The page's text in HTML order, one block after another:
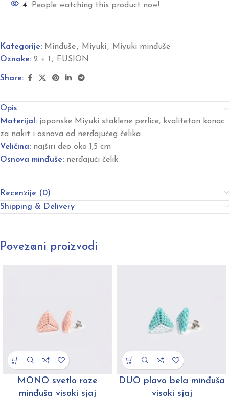
4 People watching this product now!
Kategorije: Minđuše, Miyuki , Miyuki minđuše
Oznake: 2 + 1 , FUSION
Share:
Opis
Materijal: japanske Miyuki staklene perlice, kvalitetan konac
za nakit i osnova od nerđajućeg čelika
Veličina: najširi deo oko 1,5 cm
Osnova minđuše: nerđajući čelik
Recenzije (0)
Shipping & Delivery
Povezani proizvodi
MONO svetlo roze
minđuša visoki sjaj
DUO plavo bela minđuša
visoki sjaj